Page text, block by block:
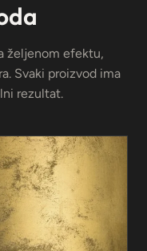
željenom efektu,
Svaki proizvod ima
rezultat.